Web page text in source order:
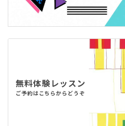
無料体験レッスン
ご予約はこちらからどうぞ